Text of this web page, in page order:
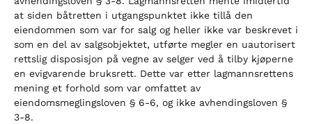
at siden båtretten i utgangspunktet ikke tillå den
eiendommen som var for salg og heller ikke var beskrevet i
som en del av salgsobjektet, utførte megler en uautorisert
rettslig disposisjon på vegne av selger ved å tilby kjøperne
en evigvarende bruksrett. Dette var etter lagmannsrettens
mening et forhold som var omfattet av
eiendomsmeglingsloven § 6-6, og ikke avhendingsloven §
3-8.